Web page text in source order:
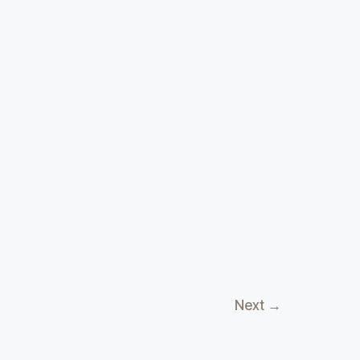
Next →